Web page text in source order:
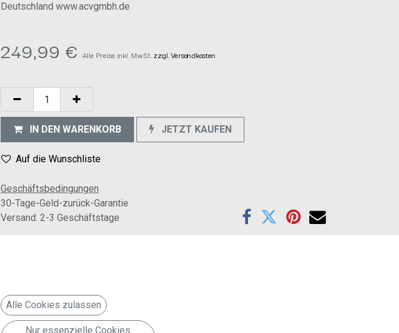
Deutschland www.acvgmbh.de
249,99 € Alle Preise inkl. MwSt. zzgl. Versandkosten
IN DEN WARENKORB JETZT KAUFEN
Auf die Wunschliste
Geschäftsbedingungen
30-Tage-Geld-zurück-Garantie
Versand: 2-3 Geschäftstage
Alle Cookies zulassen
Nur essenzielle Cookies